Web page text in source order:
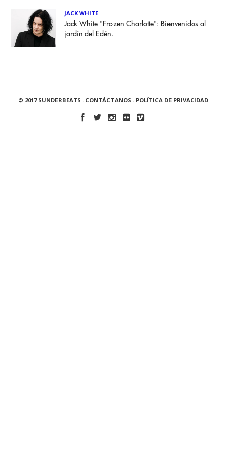
JACK WHITE
Jack White "Frozen Charlotte": Bienvenidos al
jardín del Edén.
© 2017 SUNDERBEATS . CONTÁCTANOS . POLÍTICA DE PRIVACIDAD